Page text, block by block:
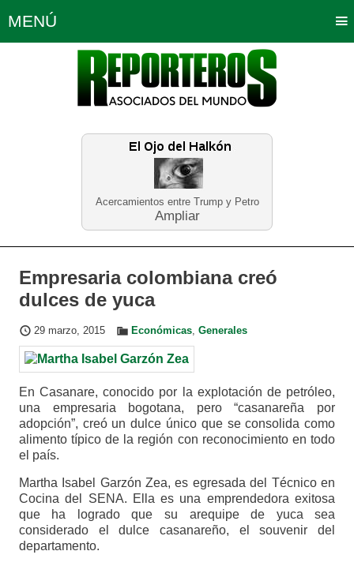
Acercamientos entre Trump y Petro
Ampliar
MENÚ
Política Opinión Bogotá
Planeta Tierra Deportes
Educación Neira
Empresaria colombiana creó
dulces de yuca
29 marzo, 2015 Económicas, Generales
En Casanare, conocido por la explotación de petróleo,
una empresaria bogotana, pero “casanareña por
adopción”, creó un dulce único que se consolida como
alimento típico de la región con reconocimiento en todo
el país.
Martha Isabel Garzón Zea, es egresada del Técnico en
Cocina del SENA. Ella es una emprendedora exitosa
que ha logrado que su arequipe de yuca sea
considerado el dulce casanareño, el souvenir del
departamento.